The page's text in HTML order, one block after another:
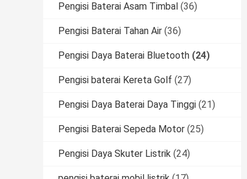
Pengisi Baterai Asam Timbal (36)
Pengisi Baterai Tahan Air (36)
Pengisi Daya Baterai Bluetooth (24)
Pengisi baterai Kereta Golf (27)
Pengisi Daya Baterai Daya Tinggi (21)
Pengisi Baterai Sepeda Motor (25)
Pengisi Daya Skuter Listrik (24)